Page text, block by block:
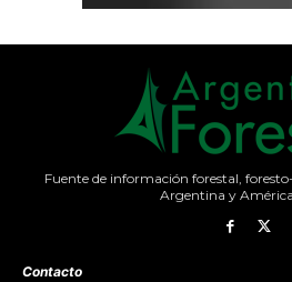
Fuente de información forestal,
Argentina y
Contacto